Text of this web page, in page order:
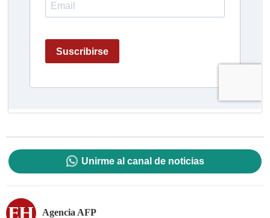
Unirme al canal de noticias
Agencia AFP